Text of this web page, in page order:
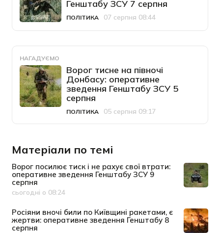
Генштабу ЗСУ 7 серпня
Категорія
ПОЛІТИКА
Дата публікації
07 серпня 08:44
НАГАДУЄМО
Ворог тисне на півночі
Донбасу: оперативне
зведення Генштабу ЗСУ 5
серпня
Категорія
ПОЛІТИКА
Дата публікації
05 серпня 09:17
Матеріали по темі
Ворог посилює тиск і не рахує свої втрати:
оперативне зведення Генштабу ЗСУ 9
серпня
Дата публікації
сьогодні о 08:24
Росіяни вночі били по Київщині ракетами, є
жертви: оперативне зведення Генштабу 8
серпня